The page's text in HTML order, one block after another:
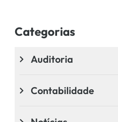
Categorias
Auditoria
Contabilidade